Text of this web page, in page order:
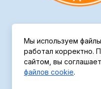
Политика
Мы используем
работал корректно.
сайтом, вы
файлов cookie.